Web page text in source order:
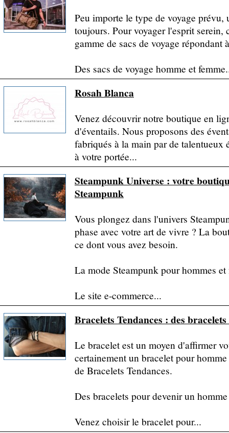
Peu importe le type de voyage
toujours. Pour voyager l'esprit serein,
gamme de sacs de voyage répondant
Des sacs de voyage homme et
Rosah Blanca
Venez découvrir notre boutique en
d'éventails. Nous proposons des
fabriqués à la main par de talentueux
à votre portée...
Steampunk Universe : votre
Steampunk
Vous plongez dans l'univers
phase avec votre art de vivre ? La
ce dont vous avez besoin.
La mode Steampunk pour hommes et
Le site e-commerce...
Bracelets Tendances : des
Le bracelet est un moyen d'affirmer
certainement un bracelet pour
de Bracelets Tendances.
Des bracelets pour devenir un
Venez choisir le bracelet pour...